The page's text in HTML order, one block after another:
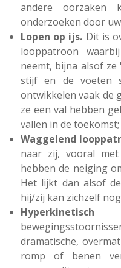
andere oorzaken
onderzoeken door
Lopen op ijs. Dit is
looppatroon
neemt, bijna alsof
stijf en de voeten
ontwikkelen vaak de
ze een val hebben
vallen in de toekomst;
Waggelend
naar zij, vooral
hebben de neiging
Het lijkt dan alsof
hij/zij kan zichzelf
Hyperkinetisch
dramatische,
romp of benen